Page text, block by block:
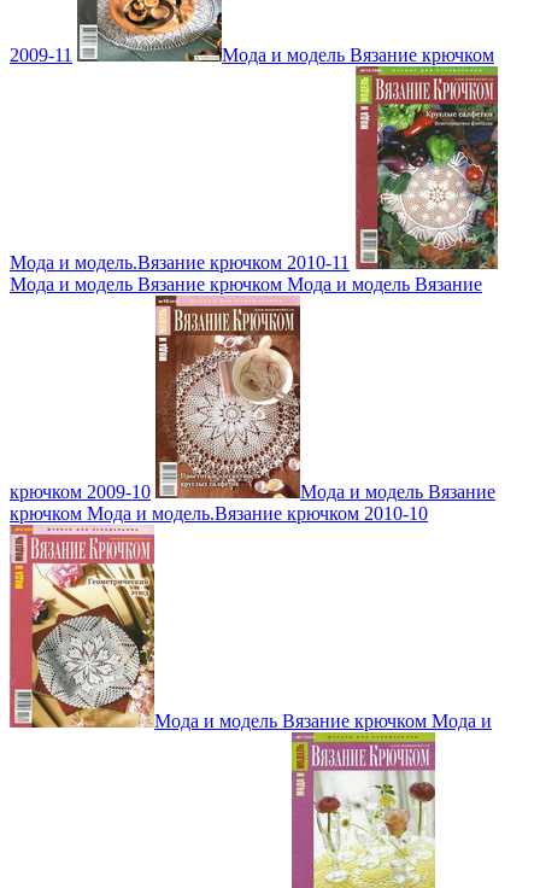
2009-11 Мода и модель Вязание крючком
Мода и модель.Вязание крючком 2010-11
Мода и модель Вязание крючком Мода и модель Вязание
крючком 2009-10
Мода и модель Вязание
крючком Мода и модель.Вязание крючком 2010-10
Мода и модель Вязание крючком Мода и